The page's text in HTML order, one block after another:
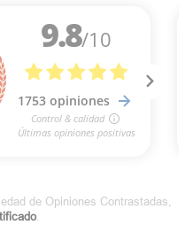
de Opiniones Contrastadas,
.